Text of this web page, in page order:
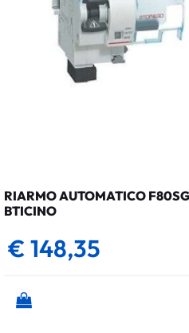
RIARMO AUTOMATICO
BTICINO
€ 148,35
Quantità